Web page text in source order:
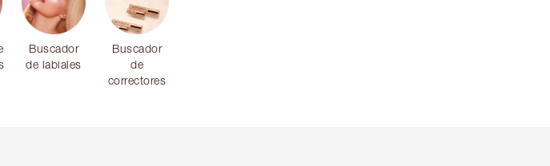
Buscador
de labiales
Buscador
de
correctores